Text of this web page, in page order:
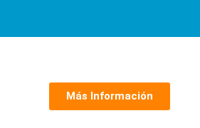
Más Información